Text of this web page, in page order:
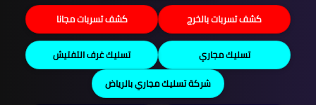
كشف تسربات بالخرج كشف تسربات مجانا
تسليك مجاري
تسليك غرف التفتيش
شركة تسليك مجاري بالرياض